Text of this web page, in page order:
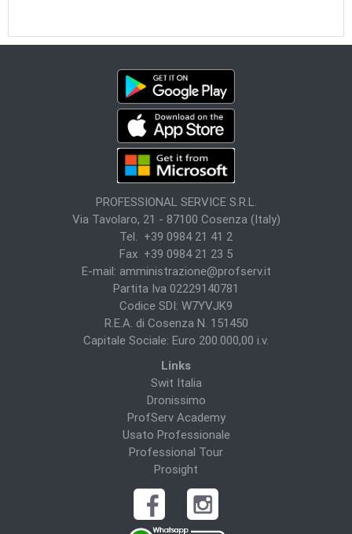
PROFESSIONAL SERVICE S.R.L.
Via Tavolaro, 21 - 87100 Cosenza (Italy)
Tel. +39 0984 21 41 2
Fax +39 0984 21 23 5
E-mail: amministrazione@profserv.it
Partita Iva 02229140781
Codice SDI: W7YVJK9
R.E.A. di Cosenza N. 151450
Capitale Sociale: Euro 200.000,00 i.v.
Links
Swit Italia
Dronissimo
ProfServ Academy
Usato Professionale
Professional Tour
Prosight